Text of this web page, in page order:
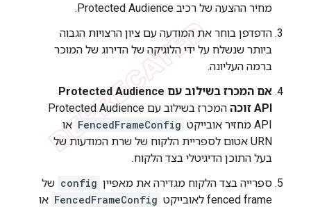
מחיר ההצעה של רכיב Protected Audience.
הדפדפן בוחר את המודעה עם ציון הרצויות הגבוה
ביותר שנשלח על ידי הלוגיקה של הדירוג של המוכר
ברמה העליונה.
אם המכרז בשילוב עם Protected Audience
API זוכה
המכרז בשילוב עם Protected Audience
API מחזיר אובייקט
FencedFrameConfig או
URN אטום לספריית הלקוח של שרת המודעות של
בעל התוכן הדיגיטלי בצד הלקוח.
ספרייה בצד הלקוח מגדירה את מאפיין config של
fenced frame לאובייקט
FencedFrameConfig או